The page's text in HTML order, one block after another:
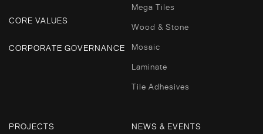
CORE VALUES
CORPORATE GOVERNANCE
Mega Tiles
Wood & Stone
Mosaic
Laminate
Tile Adhesives
PROJECTS NEWS & EVENTS